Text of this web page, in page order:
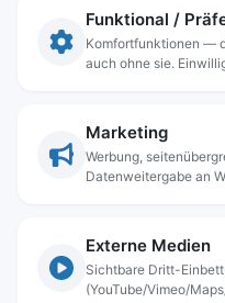
Datenschutz
Anschrift
83395 Freilassing
Kontakt
rathaus@freilassing.de
Funktional /
Komfortfunktionen —
auch ohne sie.
Marketing
Werbung,
Datenweitergabe an
Externe Medien
Sichtbare Dritt-
(YouTube/Vimeo/